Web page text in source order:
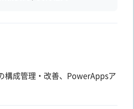
構成管理・改善、PowerAppsア